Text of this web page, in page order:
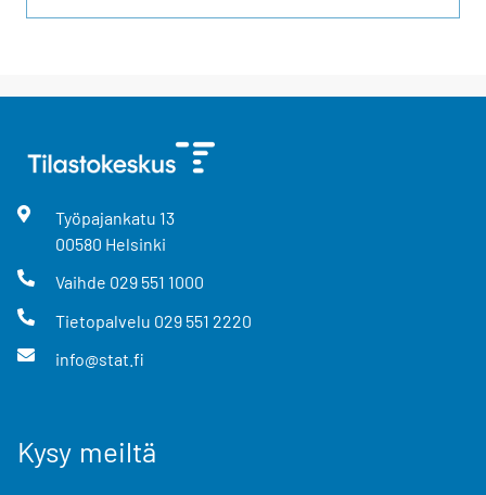
Työpajankatu 13
00580 Helsinki
Vaihde 029 551 1000
Tietopalvelu 029 551 2220
info@stat.fi
Kysy meiltä